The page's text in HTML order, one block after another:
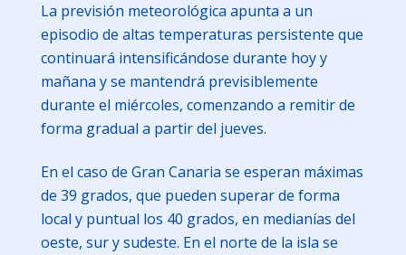
La previsión meteorológica apunta a un
episodio de altas temperaturas persistente que
continuará intensificándose durante hoy y
mañana y se mantendrá previsiblemente
durante el miércoles, comenzando a remitir de
forma gradual a partir del jueves.
En el caso de Gran Canaria se esperan máximas
de 39 grados, que pueden superar de forma
local y puntual los 40 grados, en medianías del
oeste, sur y sudeste. En el norte de la isla se